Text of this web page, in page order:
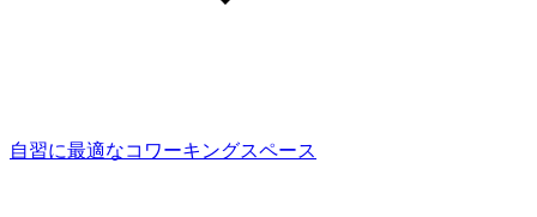
自習に最適なコワーキングスペース